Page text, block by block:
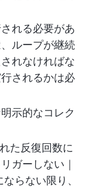
れる必要があ
ループが継続
れなければな
されるかは必
示的なコレク
た反復回数に
ガーしない｜
らない限り、